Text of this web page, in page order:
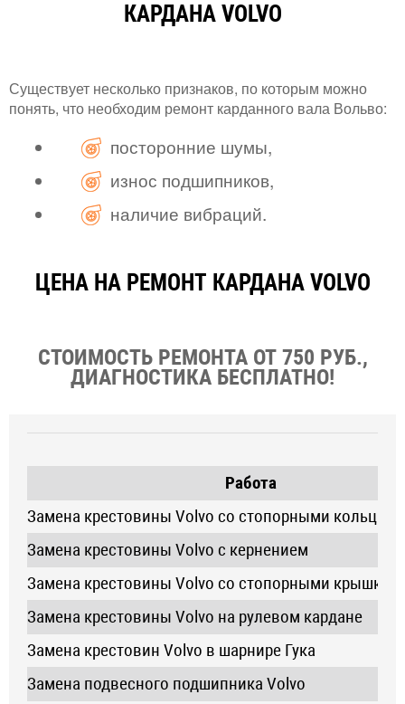
КАРДАНА VOLVO
Существует несколько признаков, по которым можно
понять, что необходим ремонт карданного вала Вольво:
посторонние шумы,
износ подшипников,
наличие вибраций.
ЦЕНА НА РЕМОНТ КАРДАНА VOLVO
СТОИМОСТЬ РЕМОНТА ОТ 750 РУБ.,
ДИАГНОСТИКА БЕСПЛАТНО!
Работа
Замена крестовины Volvo со стопорными кольцами
Замена крестовины Volvo с кернением
Замена крестовины Volvo со стопорными
Замена крестовины Volvo на рулевом кардане
Замена крестовин Volvo в шарнире Гука
Замена подвесного подшипника Volvo